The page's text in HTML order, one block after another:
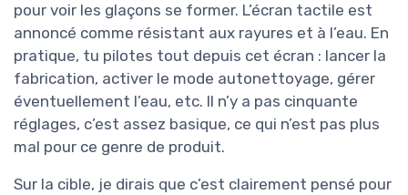
pour voir les glaçons se former. L’écran tactile est
annoncé comme résistant aux rayures et à l’eau. En
pratique, tu pilotes tout depuis cet écran : lancer la
fabrication, activer le mode autonettoyage, gérer
éventuellement l’eau, etc. Il n’y a pas cinquante
réglages, c’est assez basique, ce qui n’est pas plus
mal pour ce genre de produit.
Sur la cible, je dirais que c’est clairement pensé pour